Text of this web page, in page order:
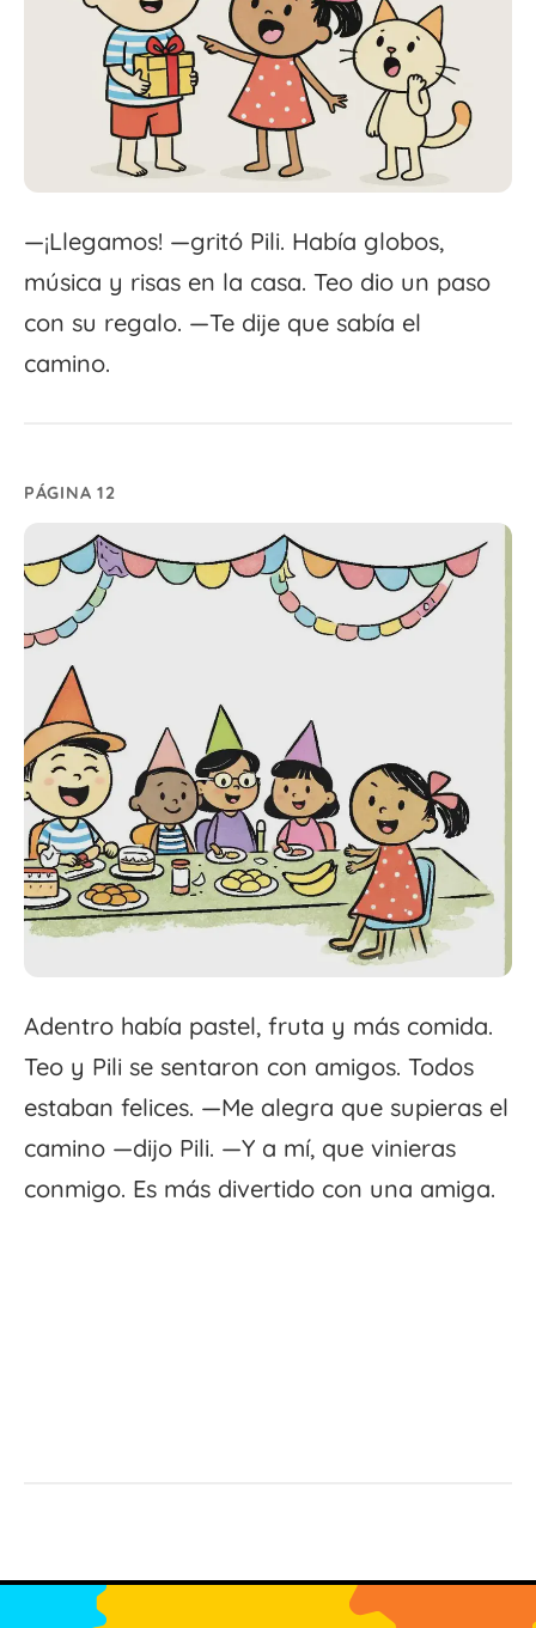
—¡Llegamos! —gritó Pili. Había globos,
música y risas en la casa. Teo dio un paso
con su regalo. —Te dije que sabía el
camino.
PÁGINA 12
Adentro había pastel, fruta y más comida.
Teo y Pili se sentaron con amigos. Todos
estaban felices. —Me alegra que supieras el
camino —dijo Pili. —Y a mí, que vinieras
conmigo. Es más divertido con una amiga.